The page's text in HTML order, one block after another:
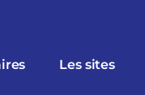
Les sites